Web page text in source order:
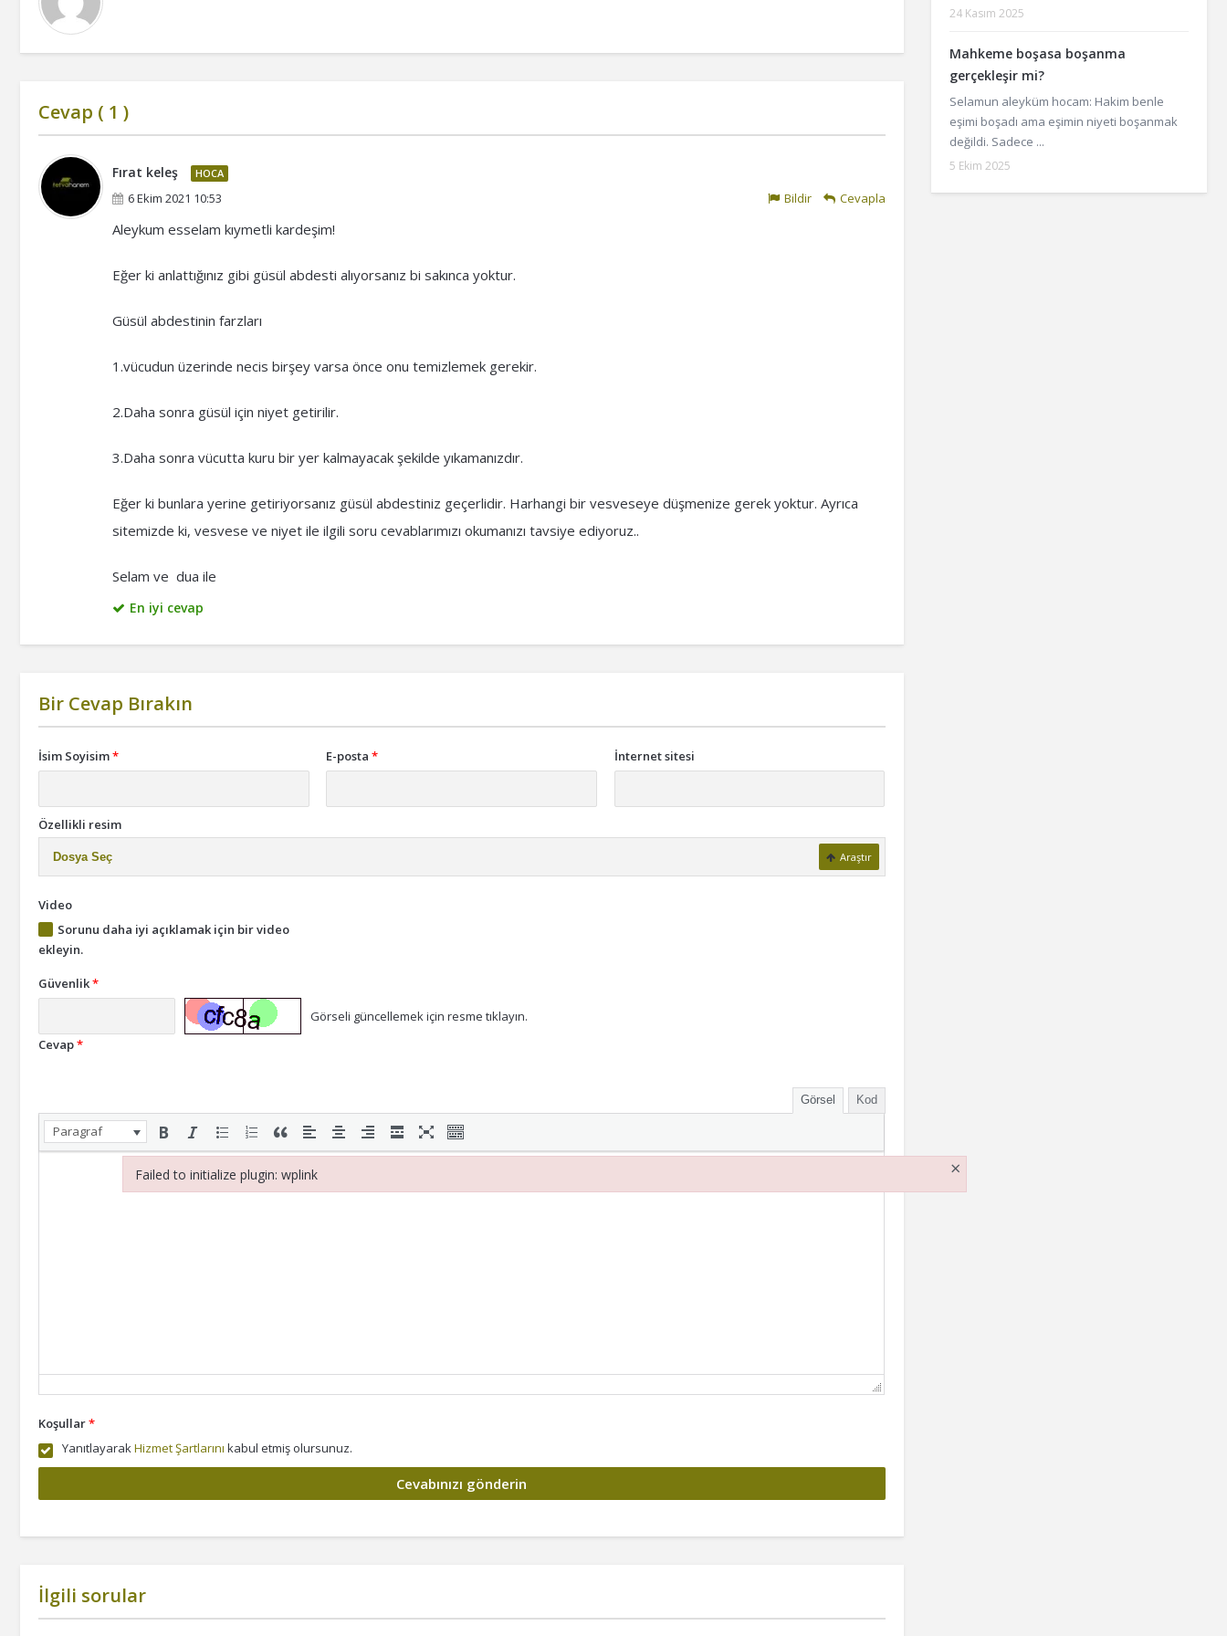
Cevap ( 1 )
Fırat keleş HOCA
6 Ekim 2021 10:53 Bildir Cevapla
Aleykum esselam kıymetli kardeşim!
‏Eğer ki anlattığınız gibi güsül abdesti alıyorsanız bi sakınca yoktur.
Güsül abdestinin farzları
1.vücudun üzerinde necis birşey varsa önce onu temizlemek gerekir.
2.Daha sonra güsül için niyet getirilir.
3.Daha sonra vücutta kuru bir yer kalmayacak şekilde yıkamanızdır.
Eğer ki bunlara yerine getiriyorsanız güsül abdestiniz geçerlidir. Harhangi bir vesveseye düşmenize gerek yoktur. Ayrıca
sitemizde ki, vesvese ve niyet ile ilgili soru cevablarımızı okumanızı tavsiye ediyoruz..
Selam ve dua ile
En iyi cevap
Bir Cevap Bırakın
İsim Soyisim* E-posta * İnternet sitesi
Özellikli resim
Dosya Seç Araştır
Video
Sorunu daha iyi açıklamak için bir video
ekleyin.
Güvenlik*
Görseli güncellemek için resme tıklayın.
Cevap*
Görsel Kod
Paragraf
Koşullar*
YanıtlayarakHizmet Şartlarını kabul etmiş olursunuz.
İlgili sorular
24 Kasım 2025
Mahkeme boşasa boşanma
gerçekleşir mi?
Selamun aleyküm hocam: Hakim benle
eşimi boşadı ama eşimin niyeti boşanmak
değildi. Sadece ...
5 Ekim 2025
Failed to initialize plugin: wplink ×
Failed to initialize plugin: wplink